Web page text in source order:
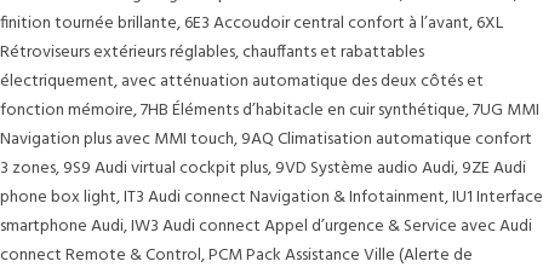
finition tournée brillante, 6E3 Accoudoir central confort à l’avant, 6XL
Rétroviseurs extérieurs réglables, chauffants et rabattables
électriquement, avec atténuation automatique des deux côtés et
fonction mémoire, 7HB Éléments d’habitacle en cuir synthétique, 7UG MMI
Navigation plus avec MMI touch, 9AQ Climatisation automatique confort
3 zones, 9S9 Audi virtual cockpit plus, 9VD Système audio Audi, 9ZE Audi
phone box light, IT3 Audi connect Navigation & Infotainment, IU1 Interface
smartphone Audi, IW3 Audi connect Appel d’urgence & Service avec Audi
connect Remote & Control, PCM Pack Assistance Ville (Alerte de